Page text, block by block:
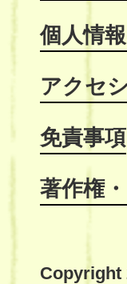
個人情
アクセ
免責事項
著作権
Copyright